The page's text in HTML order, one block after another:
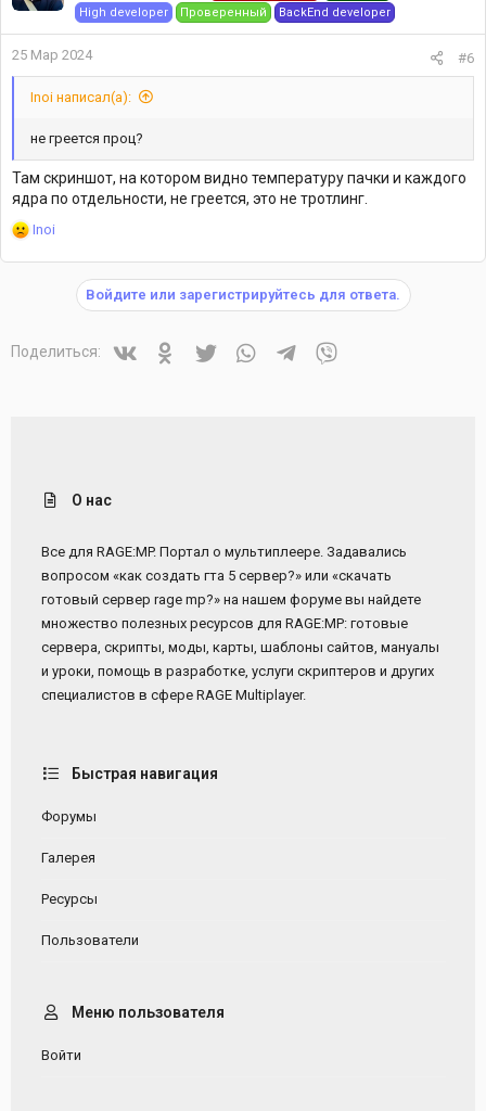
High developer
Проверенный BackEnd developer
25 Мар 2024 #6
Inoi написал(а):
не греется проц?
Там скриншот, на котором видно температуру пачки и каждого
ядра по отдельности, не греется, это не тротлинг.
Р
а
и
Inoi
Войдите или зарегистрируйтесь для ответа.
Поделиться: VkontakteOdnoklassniki
Twitter WhatsAppTelegram
О нас
Все для RAGE:MP. Портал о мультиплеере. Задавались
вопросом «как создать гта 5 сервер?» или «скачать
готовый сервер rage mp?» на нашем форуме вы найдете
множество полезных ресурсов для RAGE:MP: готовые
сервера, скрипты, моды, карты, шаблоны сайтов, мануалы
и уроки, помощь в разработке, услуги скриптеров и других
специалистов в сфере RAGE Multiplayer.
Быстрая навигация
Форумы
Галерея
Ресурсы
Пользователи
Меню пользователя
Войти